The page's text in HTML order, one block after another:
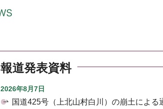
報道発表資料
2026年8月7日
国道425号（上北山村白川）の崩土による